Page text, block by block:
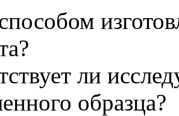
ли
образца?